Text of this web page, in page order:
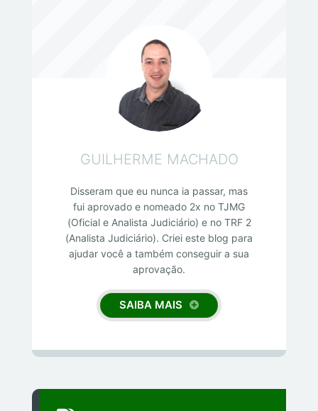
GUILHERME MACHADO
Disseram que eu nunca ia passar, mas
fui aprovado e nomeado 2x no TJMG
(Oficial e Analista Judiciário) e no TRF 2
(Analista Judiciário). Criei este blog para
ajudar você a também conseguir a sua
aprovação.
SAIBA MAIS